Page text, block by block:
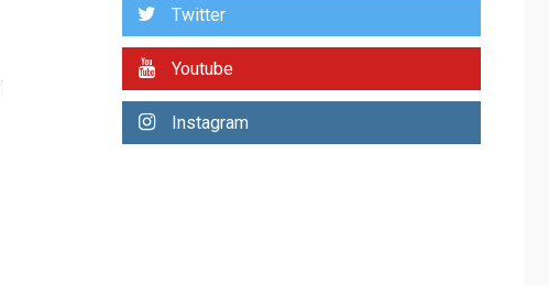
Twitter
Youtube
Instagram